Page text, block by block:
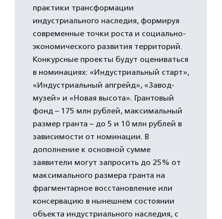
практики трансформации
индустриального наследия, формируя
современные точки роста и социально-
экономического развития территорий.
Конкурсные проекты будут оцениваться
в номинациях: «Индустриальный старт»,
«Индустриальный апгрейд», «Завод-
музей» и «Новая высота». Грантовый
фонд – 175 млн рублей, максимальный
размер гранта – до 5 и 10 млн рублей в
зависимости от номинации. В
дополнение к основной сумме
заявители могут запросить до 25% от
максимального размера гранта на
фрагментарное восстановление или
консервацию в нынешнем состоянии
объекта индустриального наследия, с